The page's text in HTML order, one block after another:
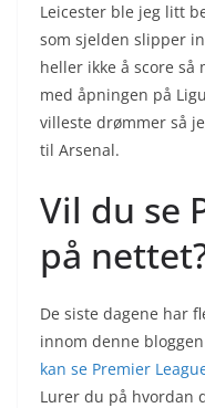
Leicester ble jeg litt
som sjelden slipper
heller ikke å score så
med åpningen på
villeste drømmer så
til Arsenal.
Vil du se
på
De siste dagene har
innom denne
kan se Premier
Lurer du på hvordan